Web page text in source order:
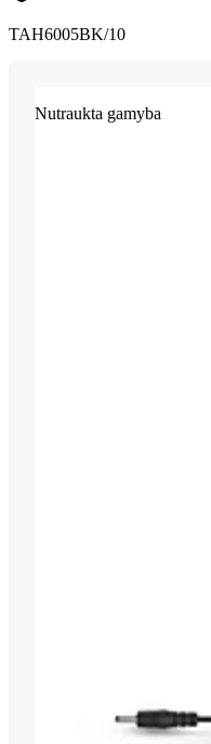
TAH6005BK/10
Nutraukta gamyba